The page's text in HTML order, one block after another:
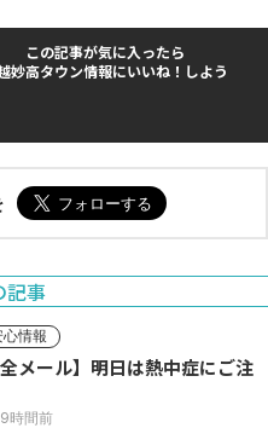
この記事が気に入ったら
妙高タウン情報にいいね！しよう
記事
情報
メール】明日は熱中症にご注
時間前